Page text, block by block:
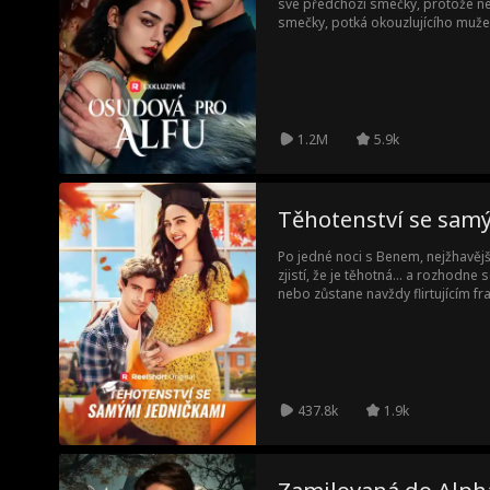
své předchozí smečky, protože
smečky, potká okouzlujícího
1.2M 5.9k
Těhotenství se
Po jedné noci s Benem,
zjistí, že je těhotná... a rozhodne
nebo zůstane navždy flirtujícím
437.8k 1.9k